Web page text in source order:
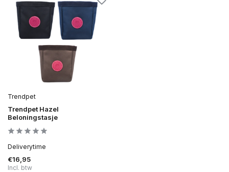
Trendpet
Trendpet Hazel
Beloningstasje
Deliverytime
€16,95
Incl. btw